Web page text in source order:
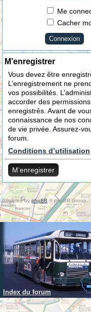
Me
Cacher
M’enregistrer
Vous devez être
L’enregistrement ne
vos possibilités.
accorder des
enregistrés. Avant de
connaissance de nos
de vie privée. Assurez-
forum.
Conditions d’utilisation
M’enregistrer
Powered byphpBB © phpBB Group.
Index du forum